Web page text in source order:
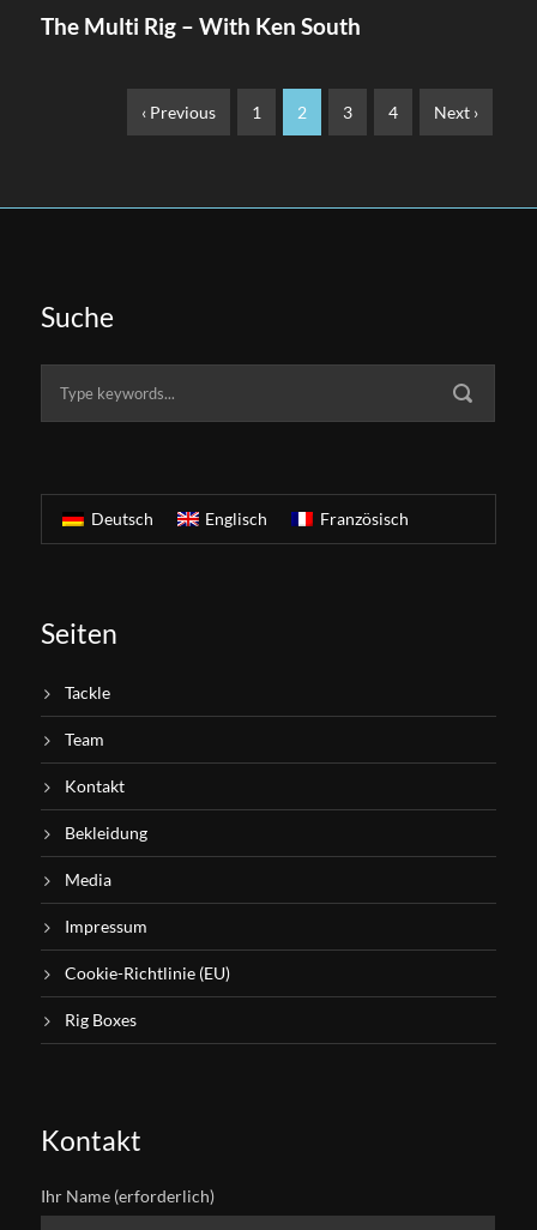
The Multi Rig – With Ken South
‹ Previous 1 2 3 4 Next ›
Suche
Deutsch Englisch Französisch
Seiten
Tackle
Team
Kontakt
Bekleidung
Media
Impressum
Cookie-Richtlinie (EU)
Rig Boxes
Kontakt
Ihr Name (erforderlich)